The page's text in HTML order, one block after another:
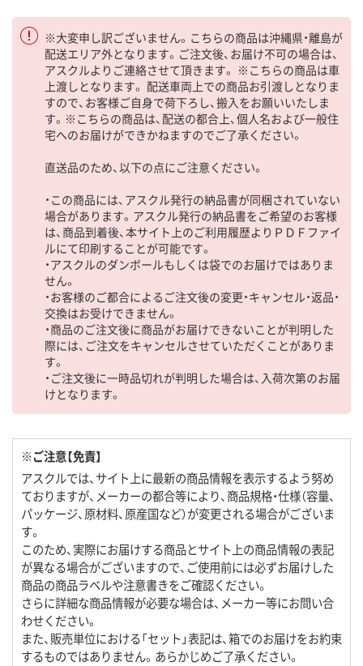
※大変申し訳ございません。こちらの商品は沖縄県・離島が
配送エリア外となります。ご注文後、お届け不可の場合は、
アスクルよりご連絡させて頂きます。 ※こちらの商品は車
上渡しとなります。 配送車両上での商品お引渡しとなりま
すので、お客様ご自身で荷下ろし、搬入をお願いいたしま
す。※こちらの商品は、配送の都合上、個人名および一般住
宅へのお届けができかねますのでご了承ください。
直送品のため、以下の点にご注意ください。
・この商品には、アスクル発行の納品書が同梱されていない
場合があります。アスクル発行の納品書をご希望のお客様
は、商品到着後、本サイト上のご利用履歴よりＰＤＦファイ
ルにて印刷することが可能です。
・アスクルのダンボールもしくは袋でのお届けではありま
せん。
・お客様のご都合によるご注文後の変更・キャンセル・返品・
交換はお受けできません。
・商品のご注文後に商品がお届けできないことが判明した
際には、ご注文をキャンセルさせていただくことがありま
す。
・ご注文後に一時品切れが判明した場合は、入荷次第のお届
けとなります。
※ご注意【免責】
アスクルでは、サイト上に最新の商品情報を表示するよう努め
ておりますが、メーカーの都合等により、商品規格・仕様（容量、
パッケージ、原材料、原産国など）が変更される場合がございま
す。
このため、実際にお届けする商品とサイト上の商品情報の表記
が異なる場合がございますので、ご使用前には必ずお届けした
商品の商品ラベルや注意書きをご確認ください。
さらに詳細な商品情報が必要な場合は、メーカー等にお問い合
わせください。
また、販売単位における「セット」表記は、箱でのお届けをお約束
するものではありません。あらかじめご了承ください。